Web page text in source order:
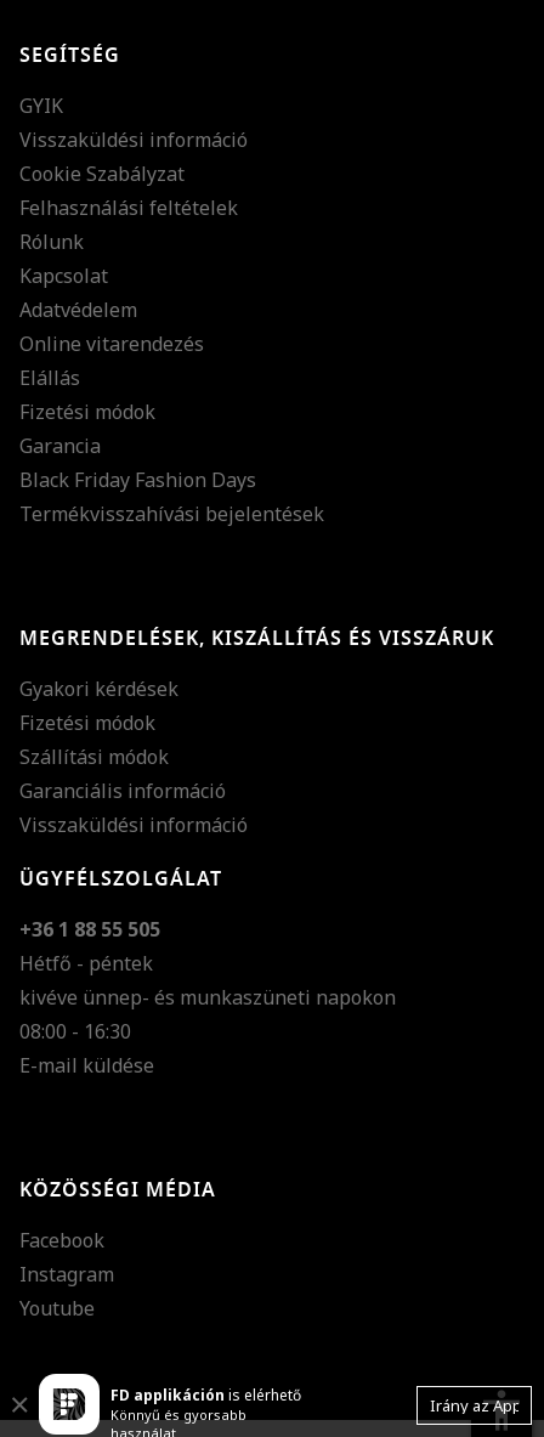
SEGÍTSÉG
GYIK
Visszaküldési információ
Cookie Szabályzat
Felhasználási feltételek
Rólunk
Kapcsolat
Adatvédelem
Online vitarendezés
Elállás
Fizetési módok
Garancia
Black Friday Fashion Days
Termékvisszahívási bejelentések
MEGRENDELÉSEK, KISZÁLLÍTÁS ÉS VISSZÁRUK
Gyakori kérdések
Fizetési módok
Szállítási módok
Garanciális információ
Visszaküldési információ
ÜGYFÉLSZOLGÁLAT
+36 1 88 55 505
Hétfő - péntek
kivéve ünnep- és munkaszüneti napokon
08:00 - 16:30
E-mail küldése
KÖZÖSSÉGI MÉDIA
Facebook
Instagram
Youtube
FD applikáción is elérhető
Könnyű és gyorsabb
használat
Irány az App
Close accessibility
Nagy kurzor